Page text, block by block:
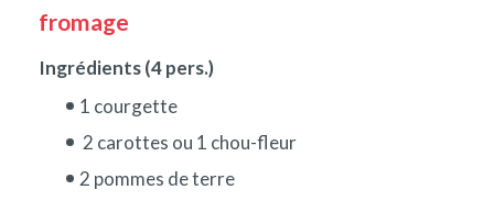
fromage
Ingrédients (4 pers.)
1 courgette
2 carottes ou 1 chou-fleur
2 pommes de terre